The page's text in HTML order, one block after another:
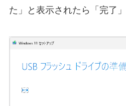
た」と表示されたら「完了